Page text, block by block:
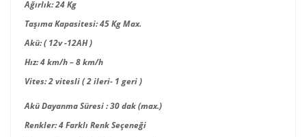
Ağırlık: 24 Kg
Taşıma Kapasitesi: 45 Kg Max.
Akü: ( 12v -12AH )
Hız: 4 km/h – 8 km/h
Vites: 2 vitesli ( 2 ileri- 1 geri )
Akü Dayanma Süresi : 30 dak (max.)
Renkler: 4 Farklı Renk Seçeneği